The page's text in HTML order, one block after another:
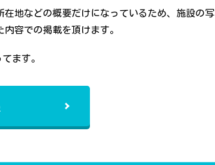
地などの概要だけになっているため、施設の写
容での掲載を頂けます。
ます。